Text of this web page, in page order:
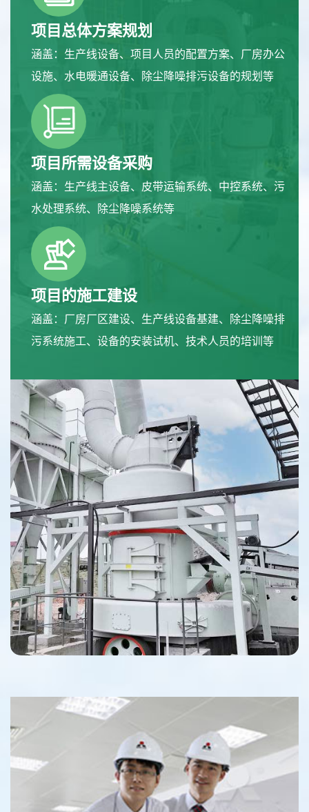
项目总体方案规划
涵盖：生产线设备、项目人员的配置方案、厂房办公
设施、水电暖通设备、除尘降噪排污设备的规划等
项目所需设备采购
涵盖：生产线主设备、皮带运输系统、中控系统、污
水处理系统、除尘降噪系统等
项目的施工建设
涵盖：厂房厂区建设、生产线设备基建、除尘降噪排
污系统施工、设备的安装试机、技术人员的培训等